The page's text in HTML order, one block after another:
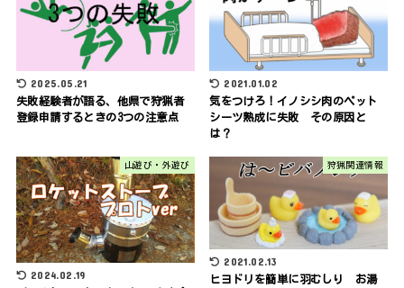
2025.05.21
失敗経験者が語る、他県で狩猟者
登録申請するときの3つの注意点
2021.01.02
気をつけろ！イノシシ肉のペット
シーツ熟成に失敗 その原因と
は？
山遊び・外遊び
2024.02.19
狩猟関連情報
2021.02.13
ヒヨドリを簡単に羽むしり お湯